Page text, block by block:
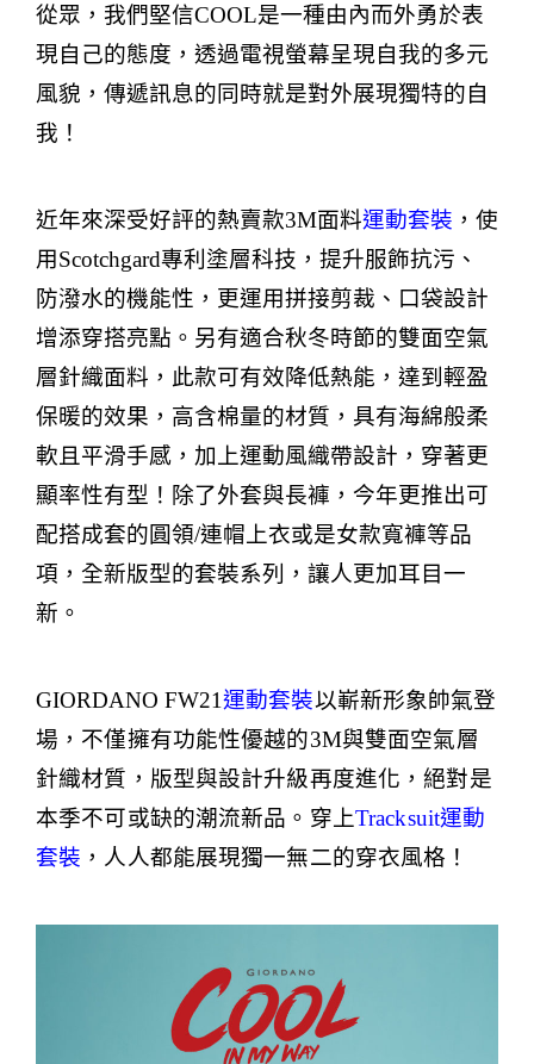
從眾，我們堅信COOL是一種由內而外勇於表
現自己的態度，透過電視螢幕呈現自我的多元
風貌，傳遞訊息的同時就是對外展現獨特的自
我！
近年來深受好評的熱賣款3M面料運動套裝 ，使
用Scotchgard專利塗層科技，提升服飾抗污、
防潑水的機能性，更運用拼接剪裁、口袋設計
增添穿搭亮點。另有適合秋冬時節的雙面空氣
層針織面料，此款可有效降低熱能，達到輕盈
保暖的效果，高含棉量的材質，具有海綿般柔
軟且平滑手感，加上運動風織帶設計，穿著更
顯率性有型！除了外套與長褲，今年更推出可
配搭成套的圓領/連帽上衣或是女款寬褲等品
項，全新版型的套裝系列，讓人更加耳目一
新。
GIORDANO FW21運動套裝以嶄新形象帥氣登
場，不僅擁有功能性優越的3M與雙面空氣層
針織材質，版型與設計升級再度進化，絕對是
本季不可或缺的潮流新品。穿上Tracksuit運動
套裝 ，人人都能展現獨一無二的穿衣風格！